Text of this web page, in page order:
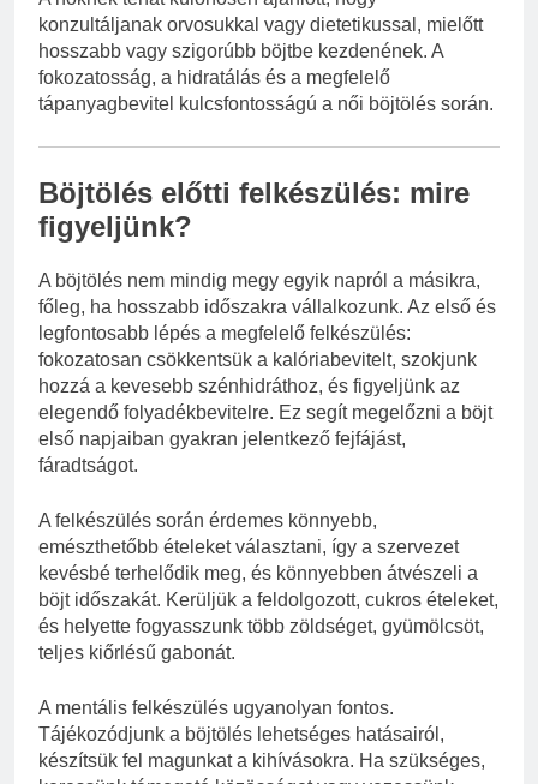
konzultáljanak orvosukkal vagy dietetikussal, mielőtt
hosszabb vagy szigorúbb böjtbe kezdenének. A
fokozatosság, a hidratálás és a megfelelő
tápanyagbevitel kulcsfontosságú a női böjtölés során.
Böjtölés előtti felkészülés: mire
figyeljünk?
A böjtölés nem mindig megy egyik napról a másikra,
főleg, ha hosszabb időszakra vállalkozunk. Az első és
legfontosabb lépés a megfelelő felkészülés:
fokozatosan csökkentsük a kalóriabevitelt, szokjunk
hozzá a kevesebb szénhidráthoz, és figyeljünk az
elegendő folyadékbevitelre. Ez segít megelőzni a böjt
első napjaiban gyakran jelentkező fejfájást,
fáradtságot.
A felkészülés során érdemes könnyebb,
emészthetőbb ételeket választani, így a szervezet
kevésbé terhelődik meg, és könnyebben átvészeli a
böjt időszakát. Kerüljük a feldolgozott, cukros ételeket,
és helyette fogyasszunk több zöldséget, gyümölcsöt,
teljes kiőrlésű gabonát.
A mentális felkészülés ugyanolyan fontos.
Tájékozódjunk a böjtölés lehetséges hatásairól,
készítsük fel magunkat a kihívásokra. Ha szükséges,